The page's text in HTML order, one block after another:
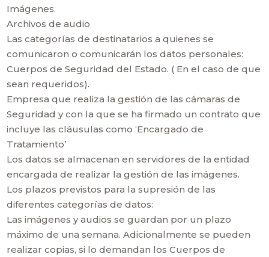
Imágenes.
Archivos de audio
Las categorías de destinatarios a quienes se
comunicaron o comunicarán los datos personales:
Cuerpos de Seguridad del Estado. ( En el caso de que
sean requeridos).
Empresa que realiza la gestión de las cámaras de
Seguridad y con la que se ha firmado un contrato que
incluye las cláusulas como ‘Encargado de
Tratamiento’
Los datos se almacenan en servidores de la entidad
encargada de realizar la gestión de las imágenes.
Los plazos previstos para la supresión de las
diferentes categorías de datos:
Las imágenes y audios se guardan por un plazo
máximo de una semana. Adicionalmente se pueden
realizar copias, si lo demandan los Cuerpos de